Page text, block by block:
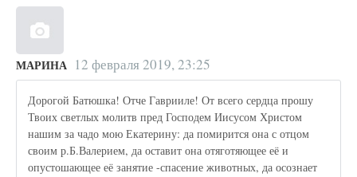
МАРИНА 12 февраля 2019, 23:25
Дорогой Батюшка! Отче Гаврииле! От всего сердца прошу
Твоих светлых молитв пред Господем Иисусом Христом
нашим за чадо мою Екатерину: да помирится она с отцом
своим р.Б.Валерием, да оставит она отяготяющее её и
опустошающее её занятие -спасение животных, да осознает